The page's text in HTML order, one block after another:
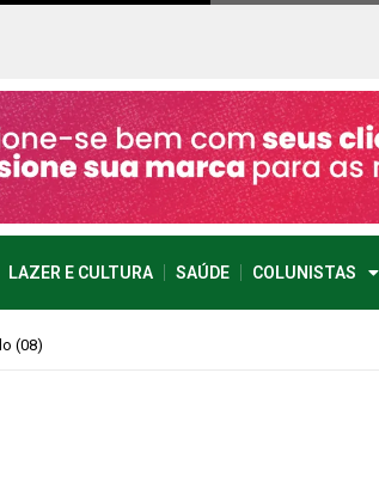
LAZER E CULTURA SAÚDE COLUNISTAS